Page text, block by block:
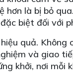
hơn là bị bỏ
biệt đối với
quả. Không
và giao
khởi, nơi mỗi